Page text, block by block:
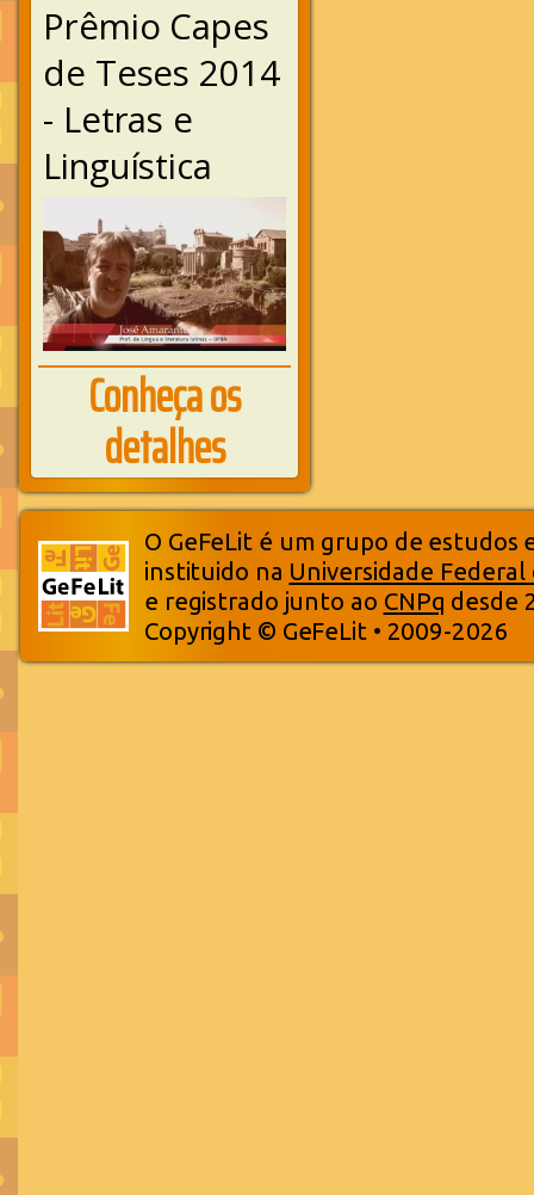
Prêmio Capes
de Teses 2014
- Letras e
Linguística
Conheça os
detalhes
O GeFeLit é um grupo de estudos
instituido na Universidade Federal
e registrado junto ao CNPq desde
Copyright © GeFeLit • 2009-2026